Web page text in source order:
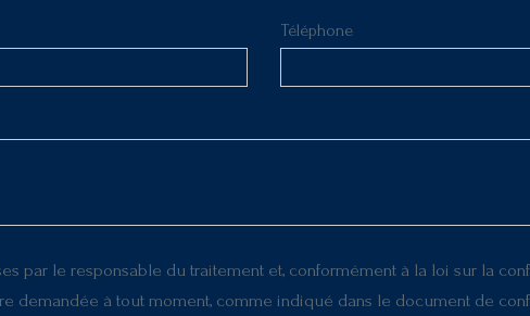
Téléphone
par le responsable du traitement et, conformément à la loi sur la
demandée à tout moment, comme indiqué dans le document de